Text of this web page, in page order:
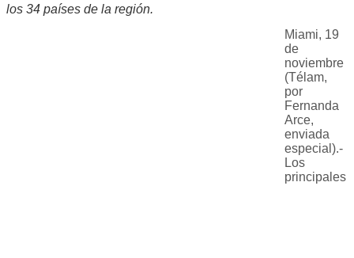
los 34 países de la región.
Miami, 19
de
noviembre
(Télam,
por
Fernanda
Arce,
enviada
especial).-
Los
principales